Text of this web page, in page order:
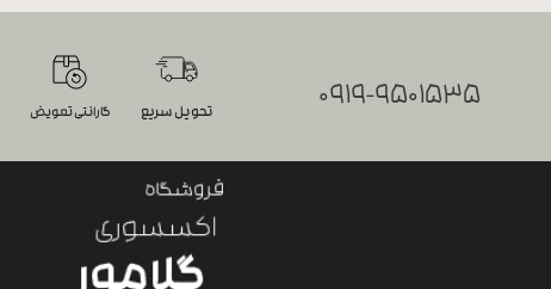
0919-9501535 تحویل سریع گارانتی تعویض